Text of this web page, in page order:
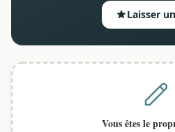
Laisser
Vous êtes le